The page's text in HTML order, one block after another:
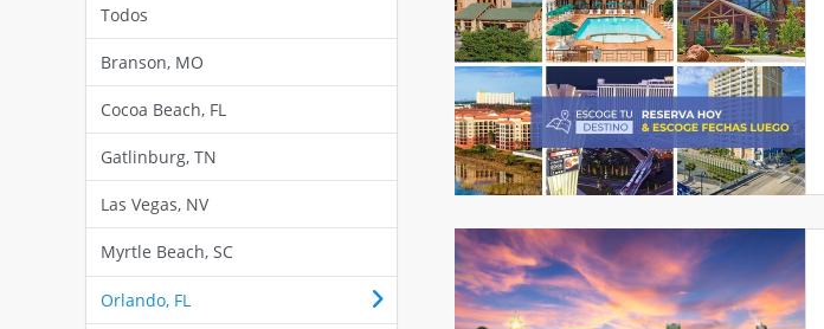
Todos
Branson, MO
Cocoa Beach, FL
Gatlinburg, TN
Las Vegas, NV
Myrtle Beach, SC
Orlando, FL